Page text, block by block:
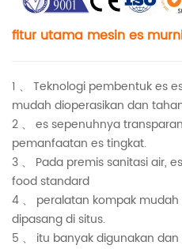
fitur utama mesin es
1 、 Teknologi pembentuk es
mudah dioperasikan dan
2 、 es sepenuhnya
pemanfaatan es tingkat.
3 、 Pada premis sanitasi air,
food standard
4 、 peralatan kompak
dipasang di situs.
5 、 itu banyak digunakan